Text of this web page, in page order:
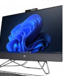
3000:1, Stand
-5 a +20°, AMD
3250u hasta
/ Cache 4MB, SSD
8GB DDR4 (1
LIBRE),NON_ODD,
downgrade
64bit, 1 Yr Wty,
512GB WIN11P